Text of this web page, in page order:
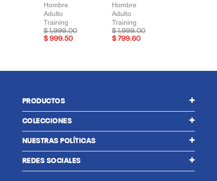
Hombre
Adulto
Training
Price reduced from
$ 1,999.00to
$ 999.50
Hombre
Adulto
Training
Price reduced from
$ 1,999.00to
$ 799.60
PRODUCTOS
COLECCIONES
NUESTRAS POLÍTICAS
REDES SOCIALES